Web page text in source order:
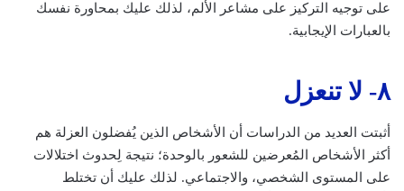
على توجيه التركيز على مشاعر الألم، لذلك عليك بمحاورة نفسك
بالعبارات الإيجابية.
٨- لا تنعزل
أثبتت العديد من الدراسات أن الأشخاص الذين يُفضلون العزلة هم
أكثر الأشخاص المُعرضين للشعور بالوحدة؛ نتيجة لِحدوث اختلالات
على المستوى الشخصي، والاجتماعي. لذلك عليك أن تختلط